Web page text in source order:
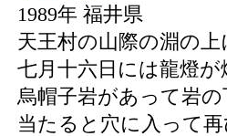
1989年 福井県
天王村の山際の淵の
七月十六日には龍燈
烏帽子岩があって岩
当たると穴に入って